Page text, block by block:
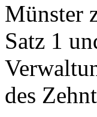
Münster
Satz 1
des